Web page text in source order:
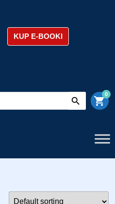
KUP E-BOOKI
shopping_cart
0